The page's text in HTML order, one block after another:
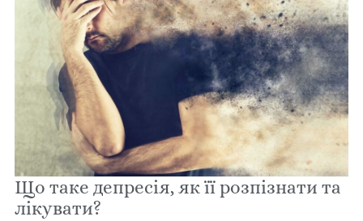
Що таке депресія, як її розпізнати та
лікувати?